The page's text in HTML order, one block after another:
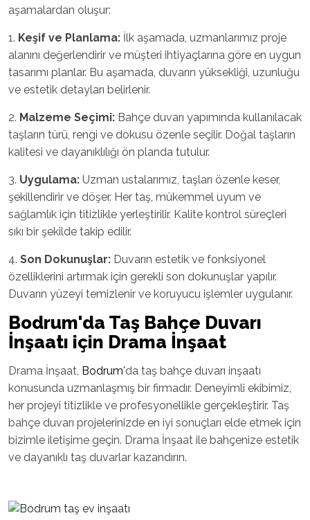
aşamalardan oluşur:
1. Keşif ve Planlama: İlk aşamada, uzmanlarımız proje
alanını değerlendirir ve müşteri ihtiyaçlarına göre en uygun
tasarımı planlar. Bu aşamada, duvarın yüksekliği, uzunluğu
ve estetik detayları belirlenir.
2. Malzeme Seçimi: Bahçe duvarı yapımında kullanılacak
taşların türü, rengi ve dokusu özenle seçilir. Doğal taşların
kalitesi ve dayanıklılığı ön planda tutulur.
3. Uygulama: Uzman ustalarımız, taşları özenle keser,
şekillendirir ve döşer. Her taş, mükemmel uyum ve
sağlamlık için titizlikle yerleştirilir. Kalite kontrol süreçleri
sıkı bir şekilde takip edilir.
4. Son Dokunuşlar: Duvarın estetik ve fonksiyonel
özelliklerini artırmak için gerekli son dokunuşlar yapılır.
Duvarın yüzeyi temizlenir ve koruyucu işlemler uygulanır.
Bodrum'da Taş Bahçe Duvarı
İnşaatı için Drama İnşaat
Drama İnşaat, Bodrum'da taş bahçe duvarı inşaatı
konusunda uzmanlaşmış bir firmadır. Deneyimli ekibimiz,
her projeyi titizlikle ve profesyonellikle gerçekleştirir. Taş
bahçe duvarı projelerinizde en iyi sonuçları elde etmek için
bizimle iletişime geçin. Drama İnşaat ile bahçenize estetik
ve dayanıklı taş duvarlar kazandırın.